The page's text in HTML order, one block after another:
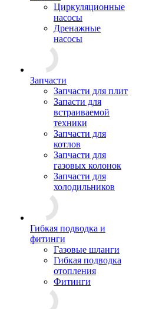
Циркуляционные
насосы
Дренажные
насосы
Запчасти
Запчасти для плит
Запасти для
встраиваемой
техники
Запчасти для
котлов
Запчасти для
газовых колонок
Запчасти для
холодильников
Гибкая подводка и
фитинги
Газовые шланги
Гибкая подводка
отопления
Фитинги